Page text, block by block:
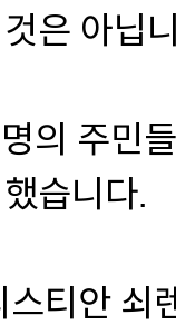
은 아닙
의 주민
습니다.
스티안